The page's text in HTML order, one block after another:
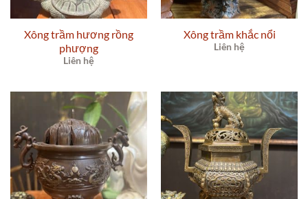
Xông trầm hương rồng
phượng
Liên hệ
Xông trầm khắc nổi
Liên hệ